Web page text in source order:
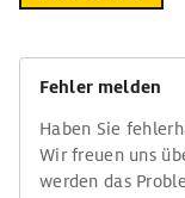
Fehler melden
Haben Sie
Wir freuen uns
werden das